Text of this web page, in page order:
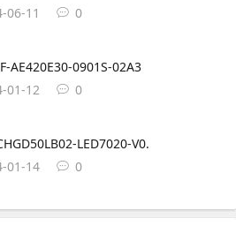
06-11
0
AE420E30-0901S-02A3
01-12
0
LED7020-V0.
01-14
0